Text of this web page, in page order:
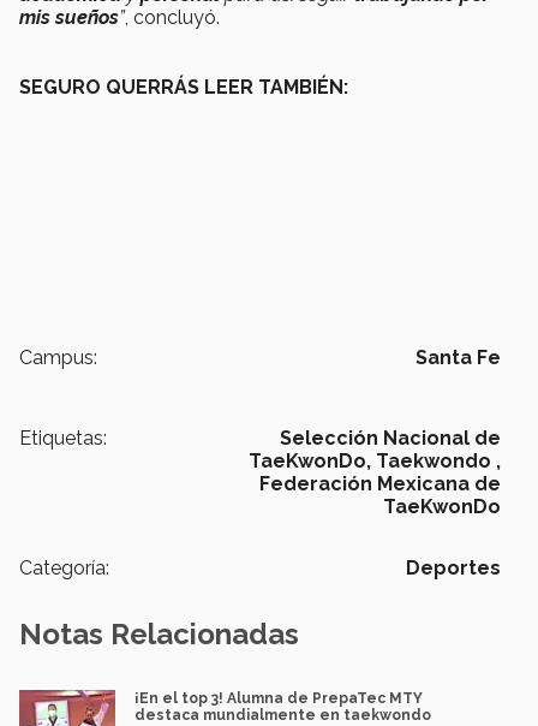
mis sueños”, concluyó.
SEGURO QUERRÁS LEER TAMBIÉN:
Campus: Santa Fe
Etiquetas:
Selección Nacional de
TaeKwonDo, Taekwondo ,
Federación Mexicana de
TaeKwonDo
Categoría: Deportes
Notas Relacionadas
¡En el top 3! Alumna de PrepaTec MTY
destaca mundialmente en taekwondo